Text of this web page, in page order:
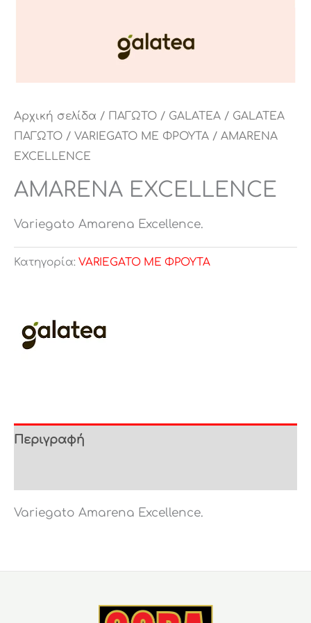
Αρχική σελίδα / ΠΑΓΩΤΟ / GALATEA / GALATEA
ΠΑΓΩΤΟ / VARIEGATO ΜΕ ΦΡΟΥΤΑ / AMARENA
EXCELLENCE
AMARENA EXCELLENCE
Variegato Amarena Excellence.
Κατηγορία: VARIEGATO ΜΕ ΦΡΟΥΤΑ
Περιγραφή
Variegato Amarena Excellence.